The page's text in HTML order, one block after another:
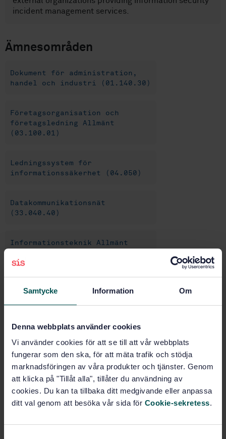
Samtycke Information Om
Denna webbplats använder cookies
Vi använder cookies för att se till att vår webbplats
fungerar som den ska, för att mäta trafik och stödja
marknadsföringen av våra produkter och tjänster. Genom
att klicka på "Tillåt alla", tillåter du användning av
cookies. Du kan ta tillbaka ditt medgivande eller anpassa
ditt val genom att besöka vår sida för Cookie-sekretess.
incident management services.
Ämnesområden
Dokument för administration,
handel och industri (01.140.30)
Företagsorganisation och
företagsledning Allmänt
(03.100.01)
Ledningssystem för
informationssäkerhet (04.050)
Datakommunikationsnät
(33.040.40)
Informationsteknik Allmänt
systemdokumentation (35.080)
Köp denna standard
SVENSK STANDARD · SS-ISO/IEC 27035:2012
hantering av informationssäkerhetsincidenter